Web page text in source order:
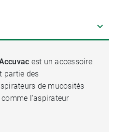
est un accessoire
partie des
de mucosités
l'aspirateur